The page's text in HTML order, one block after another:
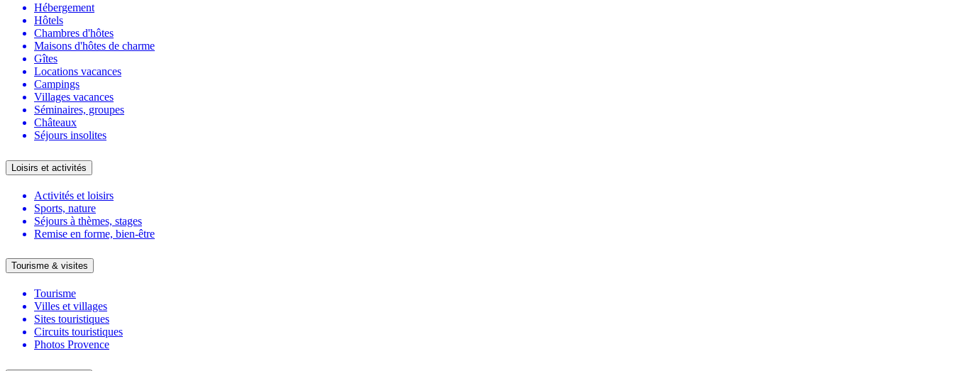
Hébergement
Hôtels
Chambres d'hôtes
Maisons d'hôtes de charme
Gîtes
Locations vacances
Campings
Villages vacances
Séminaires, groupes
Châteaux
Séjours insolites
Loisirs et activités
Activités et loisirs
Sports, nature
Séjours à thèmes, stages
Remise en forme, bien-être
Tourisme & visites
Tourisme
Villes et villages
Sites touristiques
Circuits touristiques
Photos Provence